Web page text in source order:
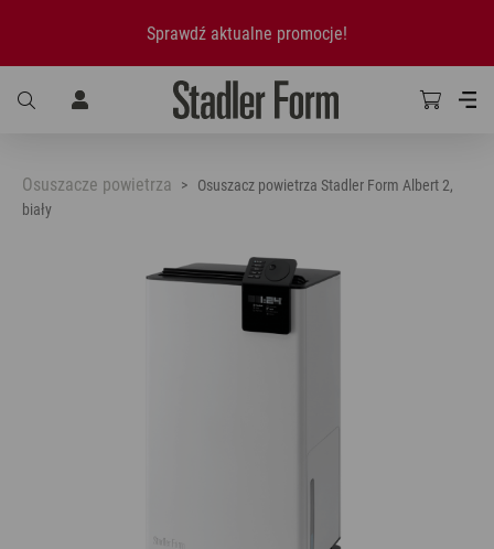
Sprawdź aktualne promocje!
Osuszacze powietrza
Osuszacz powietrza Stadler Form Albert 2,
biały